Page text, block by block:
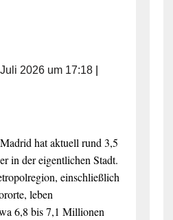
2026 um 17:18|
hat aktuell rund 3,5
in der eigentlichen Stadt.
einschließlich
leben
6,8 bis 7,1 Millionen